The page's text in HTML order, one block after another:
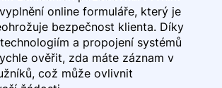
online formuláře, který je
bezpečnost klienta. Díky
a propojení systémů
ověřit, zda máte záznam v
což může ovlivnit